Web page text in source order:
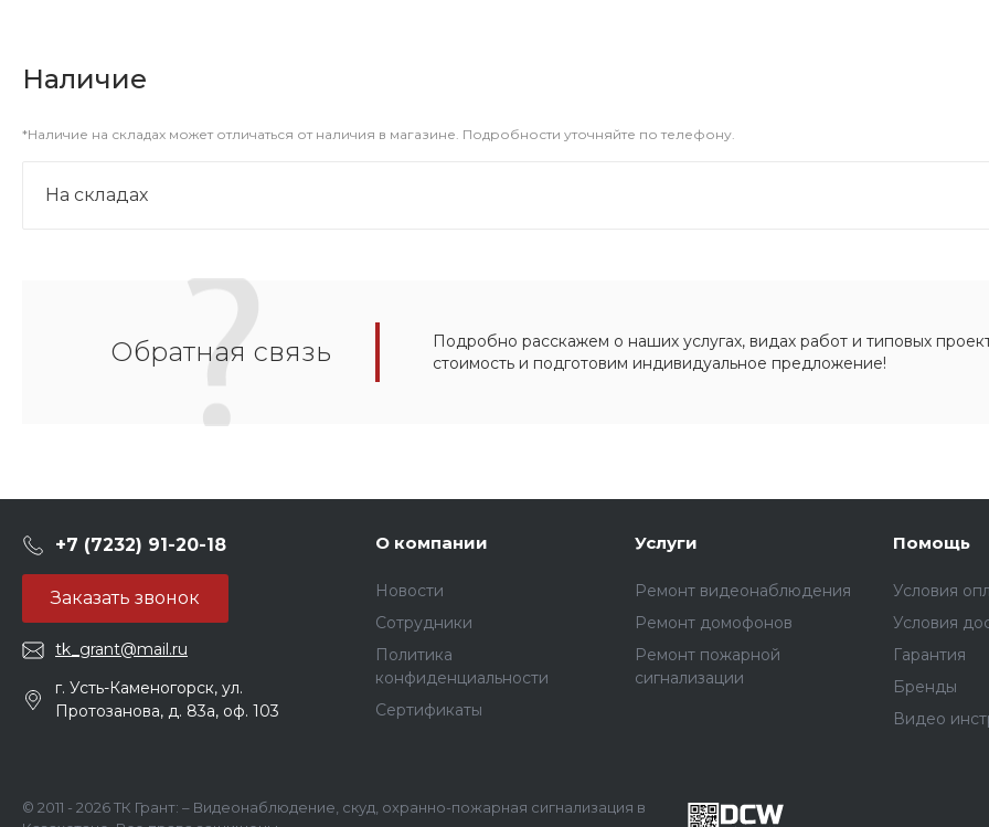
Наличие
*Наличие на складах может отличаться от наличия в магазине. Подробности уточняйте по телефону.
На складах
Обратная связь
Подробно расскажем о наших услугах, видах работ и типовых
стоимость и подготовим индивидуальное предложение!
+7 (7232) 91-20-18
Заказать звонок
tk_grant@mail.ru
г. Усть-Каменогорск, ул.
Протозанова, д. 83а, оф. 103
О компании
Новости
Сотрудники
Политика
конфиденциальности
Сертификаты
Услуги
Ремонт видеонаблюдения
Ремонт домофонов
Ремонт пожарной
сигнализации
Помощь
Условия
Условия
Гарантия
Бренды
Видео
© 2011 - 2026 ТК Грант: – Видеонаблюдение, скуд, охранно-пожарная сигнализация в